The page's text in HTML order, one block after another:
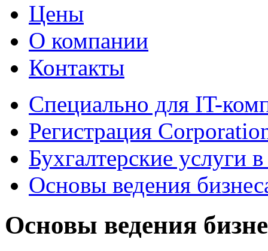
Цены
О компании
Контакты
Специально для IT-
Регистрация
Бухгалтерские
Основы ведения
Основы ведения